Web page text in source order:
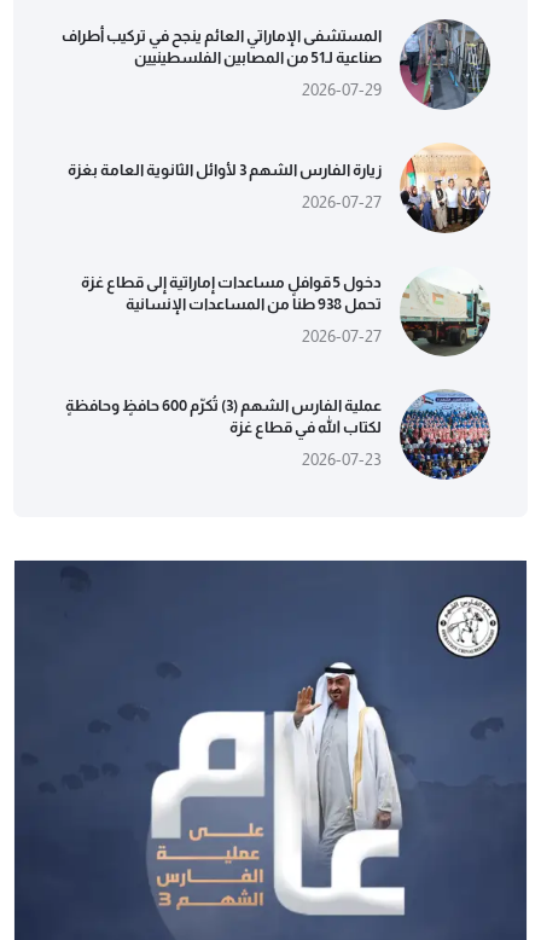
المستشفى الإماراتي العائم ينجح في تركيب أطراف
صناعية لـ51 من المصابين الفلسطينيين
2026-07-29
زيارة الفارس الشهم 3 لأوائل الثانوية العامة بغزة
2026-07-27
دخول 5 قوافل مساعدات إماراتية إلى قطاع غزة
تحمل 938 طناً من المساعدات الإنسانية
2026-07-27
عملية الفارس الشهم (3) تُكرّم 600 حافظٍ وحافظةٍ
لكتاب الله في قطاع غزة
2026-07-23